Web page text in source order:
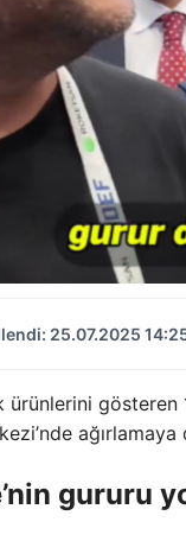
25.07.2025
gösteren
ağırlamaya
gururu